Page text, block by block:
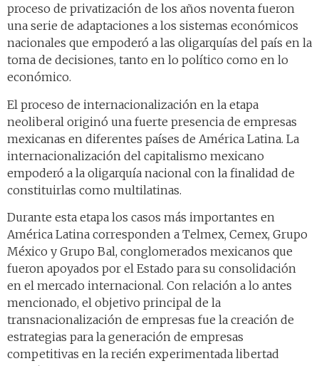
proceso de privatización de los años noventa fueron
una serie de adaptaciones a los sistemas económicos
nacionales que empoderó a las oligarquías del país en la
toma de decisiones, tanto en lo político como en lo
económico.
El proceso de internacionalización en la etapa
neoliberal originó una fuerte presencia de empresas
mexicanas en diferentes países de América Latina. La
internacionalización del capitalismo mexicano
empoderó a la oligarquía nacional con la finalidad de
constituirlas como multilatinas.
Durante esta etapa los casos más importantes en
América Latina corresponden a Telmex, Cemex, Grupo
México y Grupo Bal, conglomerados mexicanos que
fueron apoyados por el Estado para su consolidación
en el mercado internacional. Con relación a lo antes
mencionado, el objetivo principal de la
transnacionalización de empresas fue la creación de
estrategias para la generación de empresas
competitivas en la recién experimentada libertad